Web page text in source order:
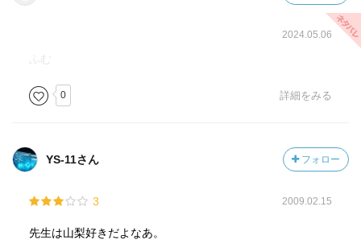
2024.05.06
0 詳細をみる
YS-11さん フォロー
3 2009.02.15
先生は山梨好きだよなあ。